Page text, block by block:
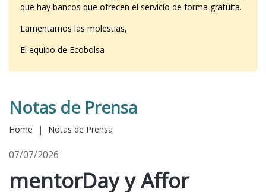
que hay bancos que ofrecen el servicio de forma gratuita.
Lamentamos las molestias,
El equipo de Ecobolsa
Notas de Prensa
Home | Notas de Prensa
07/07/2026
mentorDay y Affor